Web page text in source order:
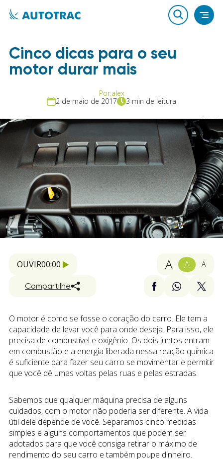
Cinco dicas para o seu
motor durar mais
Por:alex
2 de maio de 2017
3 min de leitura
OUVIR00:00 A A A
Compartilhe
O motor é como se fosse o coração do carro. Ele tem a
capacidade de levar você para onde deseja. Para isso, ele
precisa de combustível e oxigênio. Os dois juntos entram
em combustão e a energia liberada nessa reação química
é suficiente para fazer seu carro se movimentar e permitir
que você dê umas voltas pelas ruas e pelas estradas.
Sabemos que qualquer máquina precisa de alguns
cuidados, com o motor não poderia ser diferente. A vida
útil dele depende de você. Separamos cinco medidas
simples e alguns comportamentos que podem ser
adotados para que você consiga retirar o máximo de
rendimento do seu carro e também poupe dinheiro.